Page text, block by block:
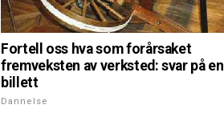
Fortell oss hva som forårsaket
fremveksten av verksted: svar på en
billett
Dannelse